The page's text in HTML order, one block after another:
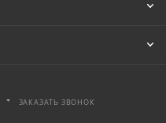
ЗАКАЗАТЬ ЗВОНОК